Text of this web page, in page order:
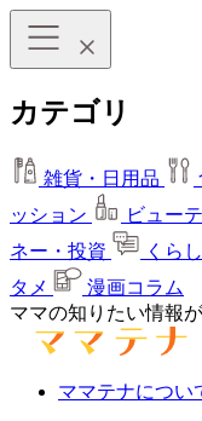
カテゴリ
雑貨・日用品
ッション
ビュー
ネー・投資
くら
タメ
漫画コラム
ママの知りたい情報
ママテナについ